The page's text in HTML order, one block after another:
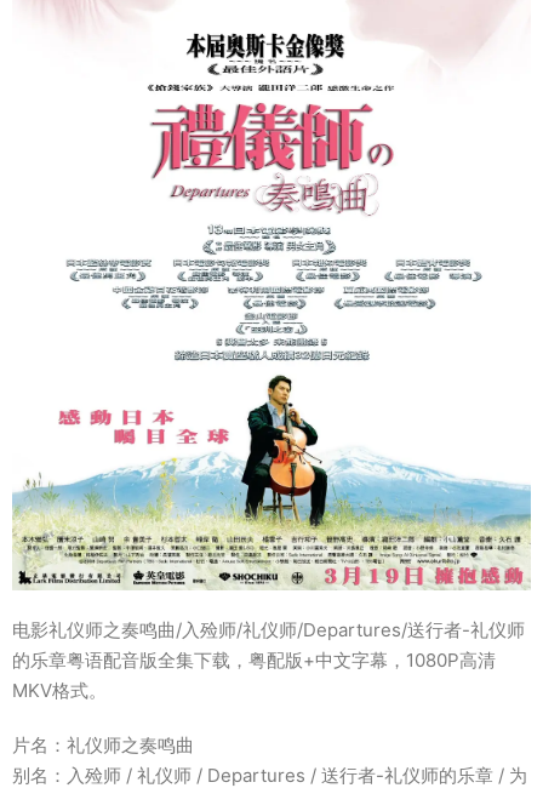
电影礼仪师之奏鸣曲/入殓师/礼仪师/Departures/送行者-礼仪师
的乐章粤语配音版全集下载，粤配版+中文字幕，1080P高清
MKV格式。
片名：礼仪师之奏鸣曲
别名：入殓师 / 礼仪师 / Departures / 送行者-礼仪师的乐章 / 为